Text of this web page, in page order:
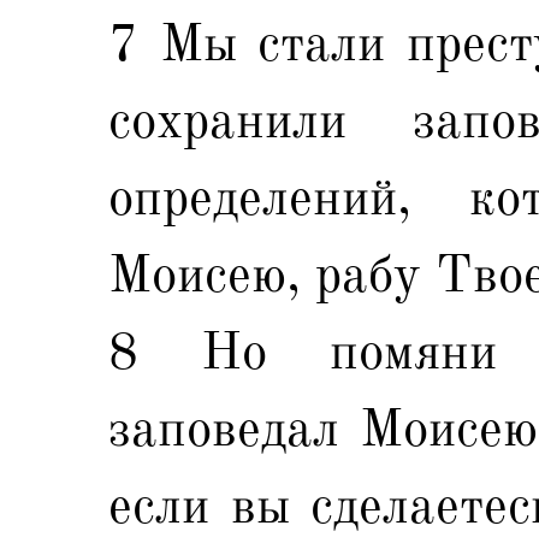
7 Мы стали
сохранили
определений,
Моисею, рабу
8 Но помяни
заповедал
если вы